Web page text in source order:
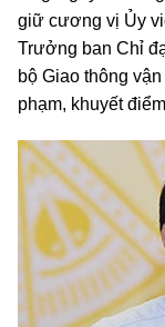
giữ cương vị Ủy
Trưởng ban Chỉ
bộ Giao thông
phạm, khuyết